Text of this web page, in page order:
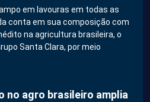
em lavouras em todas as
conta em sua composição com
na agricultura brasileira, o
Santa Clara, por meio
no agro brasileiro amplia